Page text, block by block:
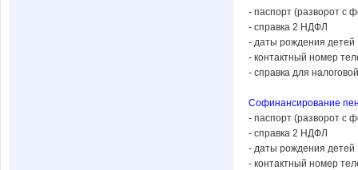
- паспорт (разворот с
- справка 2 НДФЛ
- даты рождения детей
- контактный номер
- справка для
Софинансирование
- паспорт (разворот с
- справка 2 НДФЛ
- даты рождения детей
- контактный номер